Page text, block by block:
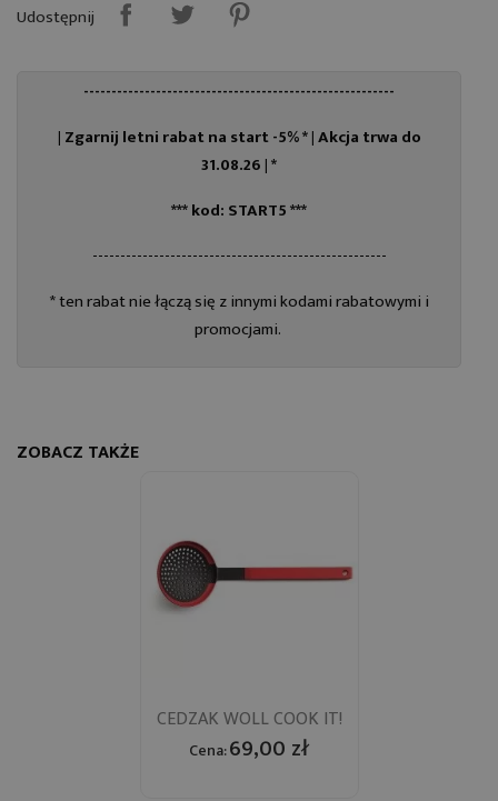
Udostępnij
--------------------------------------------------------
| Zgarnij letni rabat na start -5% * |Akcja trwa do
31.08.26 | *
*** kod: START5 ***
-----------------------------------------------------
* ten rabat nie łączą się z innymi kodami rabatowymi i
promocjami.
ZOBACZ TAKŻE
CEDZAK WOLL COOK IT!
Cena:69,00 zł